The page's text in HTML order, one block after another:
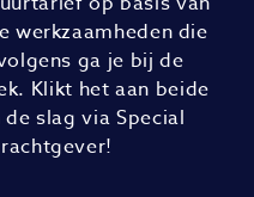
werkzaamheden die
ga je bij de
Klikt het aan beide
slag via Special